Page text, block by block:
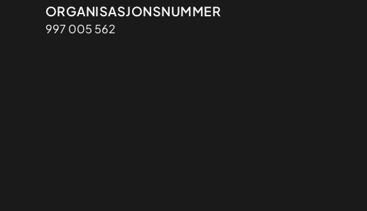
Organisasjon
ORGANISASJONSNUMMER
997 005 562